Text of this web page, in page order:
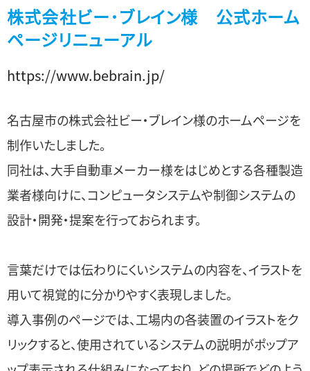
株式会社ビー･ブレイン様 公式ホーム
ページリニューアル
https://www.bebrain.jp/
名古屋市の株式会社ビー・ブレイン様のホームページを
制作いたしました。
同社は、大手自動車メーカー様をはじめとする各種製造
業者様向けに、コンピュータシステムや制御システムの
設計・開発・提案を行っておられます。
言葉だけでは伝わりにくいシステムの内容を、イラストを
用いて視覚的に分かりやすく表現しました。
導入事例のページでは、工場内の各装置のイラストをク
リックすると、使用されているシステムの説明がポップア